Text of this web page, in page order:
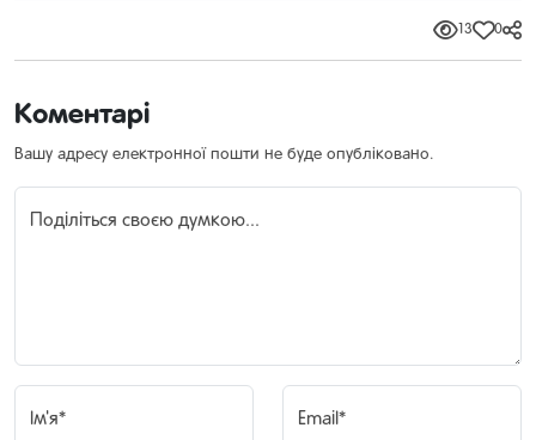
13 0
Коментарі
Вашу адресу електронної пошти не буде опубліковано.
Поділіться своєю думкою...
Ім'я* Email*